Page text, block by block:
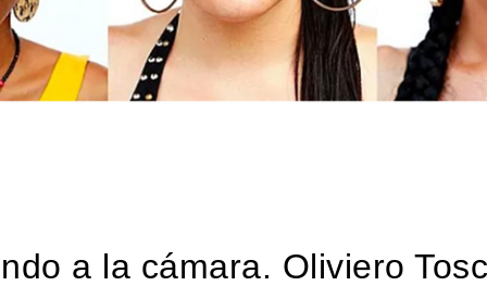
a la cámara. Oliviero